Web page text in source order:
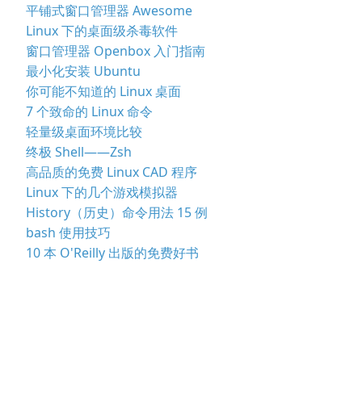
平铺式窗口管理器 Awesome
Linux 下的桌面级杀毒软件
窗口管理器 Openbox 入门指南
最小化安装 Ubuntu
你可能不知道的 Linux 桌面
7 个致命的 Linux 命令
轻量级桌面环境比较
终极 Shell——Zsh
高品质的免费 Linux CAD 程序
Linux 下的几个游戏模拟器
History（历史）命令用法 15 例
bash 使用技巧
10 本 O'Reilly 出版的免费好书